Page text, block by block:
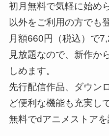
初月無料で気軽に始め
以外をご利用の方でも
月額660円（税込）で
見放題なので、新作か
しめます。
先行配信作品、ダウン
ど便利な機能も充実し
無料でdアニメストア